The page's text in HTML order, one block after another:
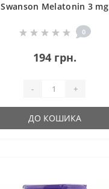
Swanson Melatonin 3 mg
0
194 грн.
- +
ДО КОШИКА